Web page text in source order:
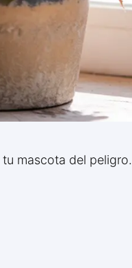
mascota del peligro.